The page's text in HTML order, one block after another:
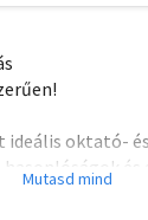
ideális oktató- és
és